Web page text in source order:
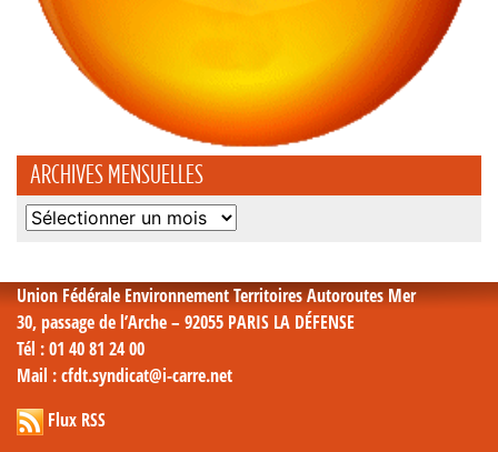
ARCHIVES MENSUELLES
Archives
Union Fédérale Environnement Territoires Autoroutes Mer
30, passage de l’Arche – 92055 PARIS LA DÉFENSE
Tél : 01 40 81 24 00
Mail : cfdt.syndicat@i-carre.net
Flux RSS